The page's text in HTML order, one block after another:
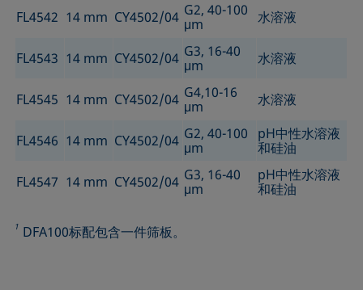
FL4542 14 mm CY4502/04 G2, 40-100
μm
水溶液
FL4543 14 mm CY4502/04 G3, 16-40
μm
水溶液
FL4545 14 mm CY4502/04 G4,10-16
μm
水溶液
FL4546 14 mm CY4502/04 G2, 40-100
μm
pH中性水溶液
和硅油
FL4547 14 mm CY4502/04 G3, 16-40
μm
pH中性水溶液
和硅油
1 DFA100标配包含一件筛板。